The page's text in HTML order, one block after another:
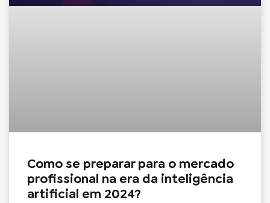
Como se preparar para o mercado
profissional na era da inteligência
artificial em 2024?